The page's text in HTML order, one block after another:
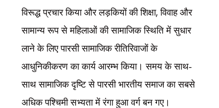
विरूद्ध प्रचार किया और लड़कियों की शिक्षा,विवाह और
सामान्य रूप से महिलाओं की सामाजिक स्थिति में सुधार
लाने के लिए पारसी सामाजिक रीतिरिवाजों के
आधुनिकीकरण का कार्य आरम्भ किया। समय के साथ-
साथ सामाजिक दृष्टि से पारसी भारतीय समाज का सबसे
अधिक पश्चिमी सभ्यता में रंगा हुआ वर्ग बन गए।